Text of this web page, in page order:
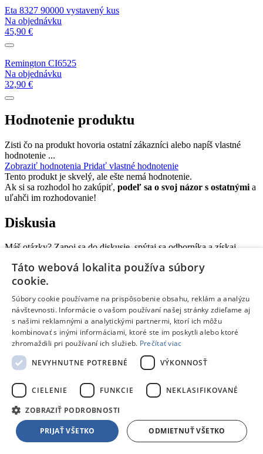
Eta 8327 90000 vystavený kus
Na objednávku
45,90 €
Remington CI6525
Na objednávku
32,90 €
Hodnotenie produktu
Zisti čo na produkt hovoria ostatní zákazníci alebo napíš vlastné
hodnotenie ...
Zobraziť hodnotenia Pridať vlastné hodnotenie
Tento produkt je skvelý, ale ešte nemá hodnotenie.
Ak si sa rozhodol ho zakúpiť, podeľ sa o svoj názor s ostatnými a
uľahči im rozhodovanie!
Diskusia
Máš otázky? Zapoj sa do diskusie, spýtaj sa odborníka a získaj
Zobraziť diskusiu
Zdieľať na FB
Popis produktu
Fotky
Recenzie
Popis produktuRemington D5000
Parametre produktu
Napájanie
Príkon: 1800 Watt
Táto webová lokalita používa súbory
cookie.
Súbory cookie používame na prispôsobenie obsahu, reklám a analýzu
návštevnosti. Informácie o vašom používaní našej stránky zdieľame aj
s našimi reklamnými a analytickými partnermi, ktorí ich môžu
kombinovať s inými informáciami, ktoré ste im poskytli alebo ktoré
zhromaždili pri používaní ich služieb. Prečítať viac
NEVYHNUTNE POTREBNÉ
VÝKONNOSŤ
CIELENIE FUNKCIE NEKLASIFIKOVANÉ
ZOBRAZIŤ PODROBNOSTI
PRIJAŤ VŠETKO ODMIETNUŤ VŠETKO